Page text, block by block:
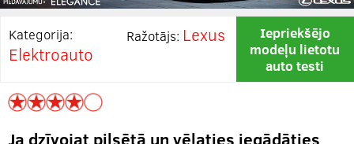
Kategorija:
Elektroauto
Ražotājs: Lexus
Iepriekšējo
modeļu lietotu
auto testi
Ja dzīvojat pilsētā un vēlaties iegādāties